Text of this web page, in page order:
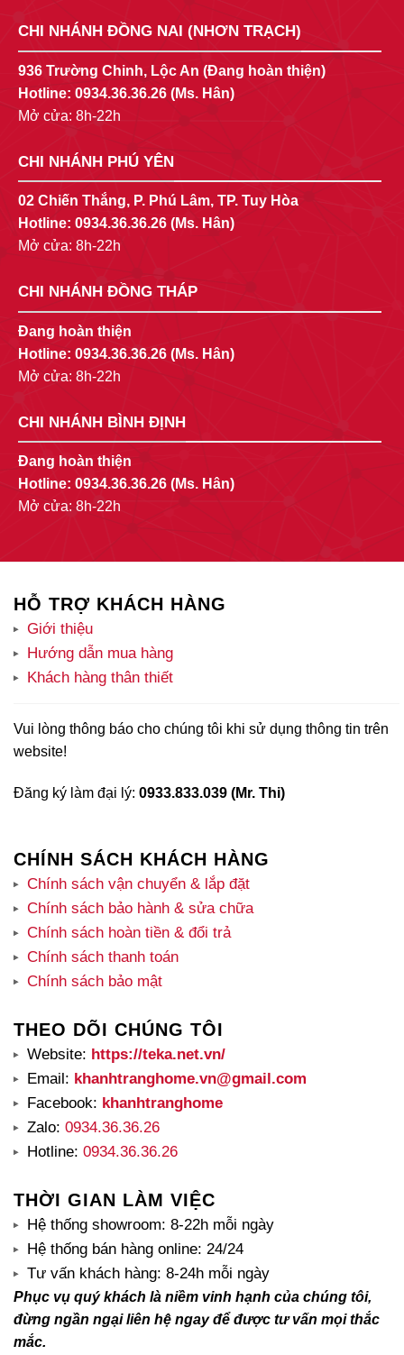
CHI NHÁNH ĐỒNG NAI (NHƠN TRẠCH)
936 Trường Chinh, Lộc An (Đang hoàn thiện)
Hotline: 0934.36.36.26 (Ms. Hân)
Mở cửa: 8h-22h
CHI NHÁNH PHÚ YÊN
02 Chiến Thắng, P. Phú Lâm, TP. Tuy Hòa
Hotline: 0934.36.36.26 (Ms. Hân)
Mở cửa: 8h-22h
CHI NHÁNH ĐỒNG THÁP
Đang hoàn thiện
Hotline: 0934.36.36.26 (Ms. Hân)
Mở cửa: 8h-22h
CHI NHÁNH BÌNH ĐỊNH
Đang hoàn thiện
Hotline: 0934.36.36.26 (Ms. Hân)
Mở cửa: 8h-22h
HỖ TRỢ KHÁCH HÀNG
Giới thiệu
Hướng dẫn mua hàng
Khách hàng thân thiết
Vui lòng thông báo cho chúng tôi khi sử dụng thông tin trên
website!
Đăng ký làm đại lý: 0933.833.039 (Mr. Thi)
CHÍNH SÁCH KHÁCH HÀNG
Chính sách vận chuyển & lắp đặt
Chính sách bảo hành & sửa chữa
Chính sách hoàn tiền & đổi trả
Chính sách thanh toán
Chính sách bảo mật
THEO DÕI CHÚNG TÔI
Website: https://teka.net.vn/
Email: khanhtranghome.vn@gmail.com
Facebook: khanhtranghome
Zalo: 0934.36.36.26
Hotline: 0934.36.36.26
THỜI GIAN LÀM VIỆC
Hệ thống showroom: 8-22h mỗi ngày
Hệ thống bán hàng online: 24/24
Tư vấn khách hàng: 8-24h mỗi ngày
Phục vụ quý khách là niềm vinh hạnh của chúng tôi,
đừng ngần ngại liên hệ ngay để được tư vấn mọi thắc
mắc.